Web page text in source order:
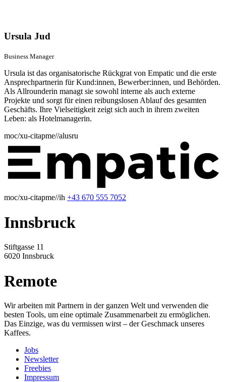
Ursula Jud
Business Manager
Ursula ist das organisatorische Rückgrat von Empatic und die erste
Ansprechpartnerin für Kund:innen, Bewerber:innen, und Behörden.
Als Allrounderin managt sie sowohl interne als auch externe
Projekte und sorgt für einen reibungslosen Ablauf des gesamten
Geschäfts. Ihre Vielseitigkeit zeigt sich auch in ihrem zweiten
Leben: als Hotelmanagerin.
moc/xu-citapme//alusru
moc/xu-citapme//ih +43 670 555 7052
Innsbruck
Stiftgasse 11
6020 Innsbruck
Remote
Wir arbeiten mit Partnern in der ganzen Welt und verwenden die
besten Tools, um eine optimale Zusammenarbeit zu ermöglichen.
Das Einzige, was du vermissen wirst – der Geschmack unseres
Kaffees.
Jobs
Newsletter
Freebies
Impressum